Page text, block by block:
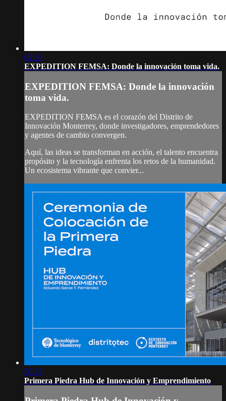
02:50
EXPEDITION FEMSA: Donde la innovación toma vida.
EXPEDITION FEMSA: Donde la innovación
toma vida.
EXPEDITION FEMSA es el corazón del Distrito de
Innovación Monterrey, donde investigadores, emprendedores
y agentes de cambio convergen.
Aquí, las ideas se transforman en acción, el talento encuentra
propósito y la tecnología enfrenta los retos de la humanidad.
Un ecosistema vibrante que convier...
50:37
Primera Piedra Hub de Innovación y Emprendimiento